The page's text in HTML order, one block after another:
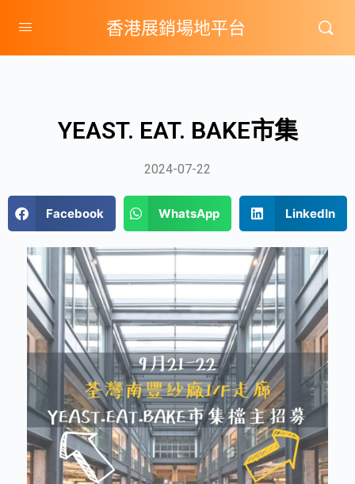
香港展銷場地平台
YEAST. EAT. BAKE市集
2024-07-22
Facebook WhatsApp LinkedIn